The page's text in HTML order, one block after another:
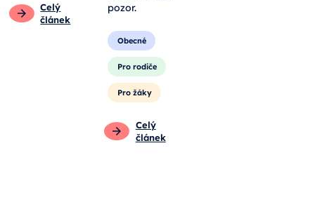
Celý
článek
pozor.
Obecné
Pro rodiče
Pro žáky
Celý
článek